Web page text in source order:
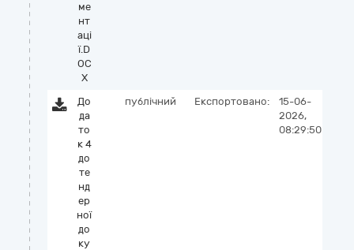
ме
нт
аці
ї.D
OC
X
До
да
то
к 4
до
те
нд
ер
ної
до
ку
публічний Експортовано:
15-06-
2026,
08:29:50